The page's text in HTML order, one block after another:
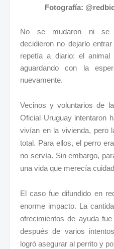
Fotografía:
No se mudaron ni se
decidieron no dejarlo
repetía a diario: el
aguardando con la
nuevamente.
Vecinos y voluntarios de
Oficial Uruguay intentaron
vivían en la vivienda, pero
total. Para ellos, el perro
no servía. Sin embargo,
una vida que merecía
El caso fue difundido en
enorme impacto. La
ofrecimientos de ayuda
después de varios
logró asegurar al perrito y